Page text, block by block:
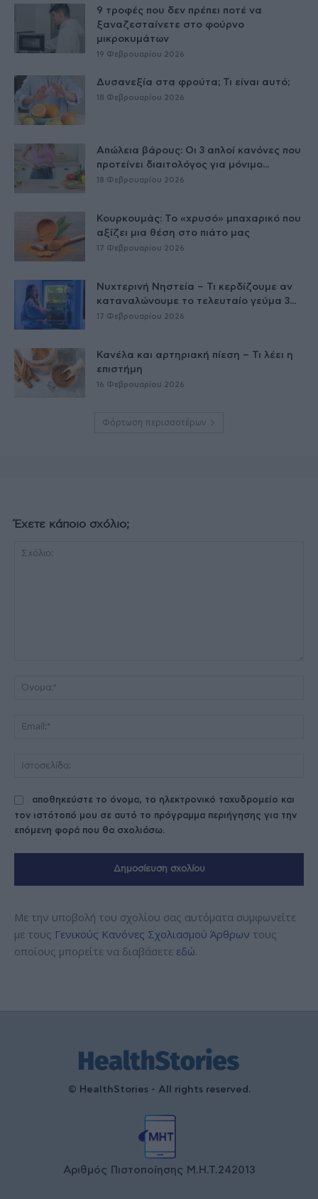
9 τροφές που δεν πρέπει ποτέ να
ξαναζεσταίνετε στο φούρνο
μικροκυμάτων
19 Φεβρουαρίου 2026
Δυσανεξία στα φρούτα; Τι είναι αυτό;
18 Φεβρουαρίου 2026
Απώλεια βάρους: Οι 3 απλοί κανόνες που
προτείνει διαιτολόγος για μόνιμο...
18 Φεβρουαρίου 2026
Κουρκουμάς: Το «χρυσό» μπαχαρικό που
αξίζει μια θέση στο πιάτο μας
17 Φεβρουαρίου 2026
Νυχτερινή Νηστεία – Τι κερδίζουμε αν
καταναλώνουμε το τελευταίο γεύμα 3...
17 Φεβρουαρίου 2026
Κανέλα και αρτηριακή πίεση – Τι λέει η
επιστήμη
16 Φεβρουαρίου 2026
Φόρτωση περισσοτέρων
Έχετε κάποιο σχόλιο;
αποθηκεύστε το όνομα, το ηλεκτρονικό ταχυδρομείο και
τον ιστότοπό μου σε αυτό το πρόγραμμα περιήγησης για την
επόμενη φορά που θα σχολιάσω.
Με την υποβολή του σχολίου σας αυτόματα συμφωνείτε
με τους Γενικούς Κανόνες Σχολιασμού Άρθρων τους
οποίους μπορείτε να διαβάσετε εδώ.
© HealthStories - All rights reserved.
Αριθμός Πιστοποίησης Μ.Η.Τ.242013